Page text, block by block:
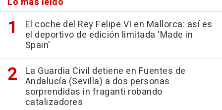
El coche del Rey Felipe VI en Mallorca: así es
el deportivo de edición limitada 'Made in
Spain'
La Guardia Civil detiene en Fuentes de
Andalucía (Sevilla) a dos personas
sorprendidas in fraganti robando
catalizadores